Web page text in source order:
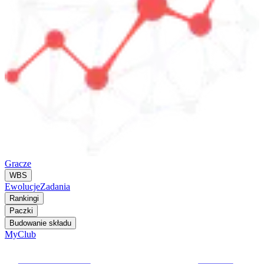
Gracze
WBS
EwolucjeZadania
Rankingi
Paczki
Budowanie składu
MyClub